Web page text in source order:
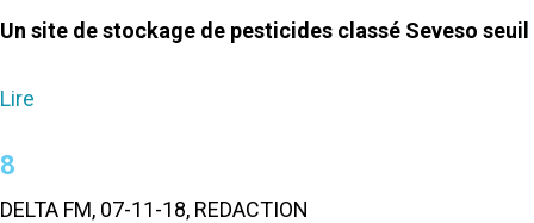
Un site de stockage de pesticides classé Seveso
Lire
8
DELTA FM, 07-11-18, REDACTION